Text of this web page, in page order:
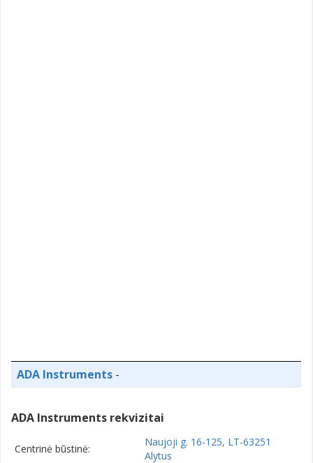
ADA Instruments -
ADA Instruments rekvizitai
Centrinė būstinė:
Naujoji g. 16-125, LT-63251
Alytus